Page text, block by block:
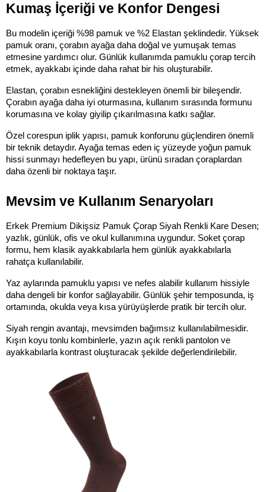
Kumaş İçeriği ve Konfor Dengesi
Bu modelin içeriği %98 pamuk ve %2 Elastan şeklindedir. Yüksek
pamuk oranı, çorabın ayağa daha doğal ve yumuşak temas
etmesine yardımcı olur. Günlük kullanımda pamuklu çorap tercih
etmek, ayakkabı içinde daha rahat bir his oluşturabilir.
Elastan, çorabın esnekliğini destekleyen önemli bir bileşendir.
Çorabın ayağa daha iyi oturmasına, kullanım sırasında formunu
korumasına ve kolay giyilip çıkarılmasına katkı sağlar.
Özel corespun iplik yapısı, pamuk konforunu güçlendiren önemli
bir teknik detaydır. Ayağa temas eden iç yüzeyde yoğun pamuk
hissi sunmayı hedefleyen bu yapı, ürünü sıradan çoraplardan
daha özenli bir noktaya taşır.
Mevsim ve Kullanım Senaryoları
Erkek Premium Dikişsiz Pamuk Çorap Siyah Renkli Kare Desen;
yazlık, günlük, ofis ve okul kullanımına uygundur. Soket çorap
formu, hem klasik ayakkabılarla hem günlük ayakkabılarla
rahatça kullanılabilir.
Yaz aylarında pamuklu yapısı ve nefes alabilir kullanım hissiyle
daha dengeli bir konfor sağlayabilir. Günlük şehir temposunda, iş
ortamında, okulda veya kısa yürüyüşlerde pratik bir tercih olur.
Siyah rengin avantajı, mevsimden bağımsız kullanılabilmesidir.
Kışın koyu tonlu kombinlerle, yazın açık renkli pantolon ve
ayakkabılarla kontrast oluşturacak şekilde değerlendirilebilir.